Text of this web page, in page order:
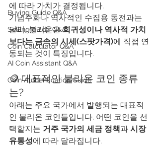
Buying Guide Q&A
Selling guide Q&A
Coin Calculator Q&A
AI Coin Assistant Q&A
Coin Authentication Guide
에 따라 가치가 결정됩니다.
기념주화나 역사적인 수집용 동전과는
달리, 불리온은 희귀성이나 역사적 가치
보다는 금속의 시세(스팟가격)에 직접 연
동되는 것이 특징입니다.
🪙 대표적인 불리온 코인 종류
는?
아래는 주요 국가에서 발행되는 대표적
인 불리온 코인들입니다. 어떤 코인을 선
택할지는 거주 국가의 세금 정책과 시장
유통성에 따라 달라집니다.